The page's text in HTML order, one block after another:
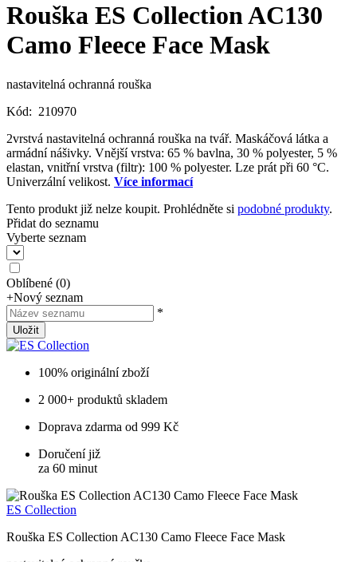
Rouška ES Collection AC130
Camo Fleece Face Mask
nastavitelná ochranná rouška
Kód: 210970
2vrstvá nastavitelná ochranná rouška na tvář. Maskáčová látka a
armádní nášivky. Vnější vrstva: 65 % bavlna, 30 % polyester, 5 %
elastan, vnitřní vrstva (filtr): 100 % polyester. Lze prát při 60 °C.
Univerzální velikost. Více informací
Tento produkt již nelze koupit. Prohlédněte si podobné produkty.
Přidat do seznamu
Vyberte seznam
Oblíbené (0)
+Nový seznam
*
Uložit
100% originální zboží
2 000+ produktů skladem
Doprava zdarma od 999 Kč
Doručení již
za 60 minut
ES Collection
Rouška ES Collection AC130 Camo Fleece Face Mask